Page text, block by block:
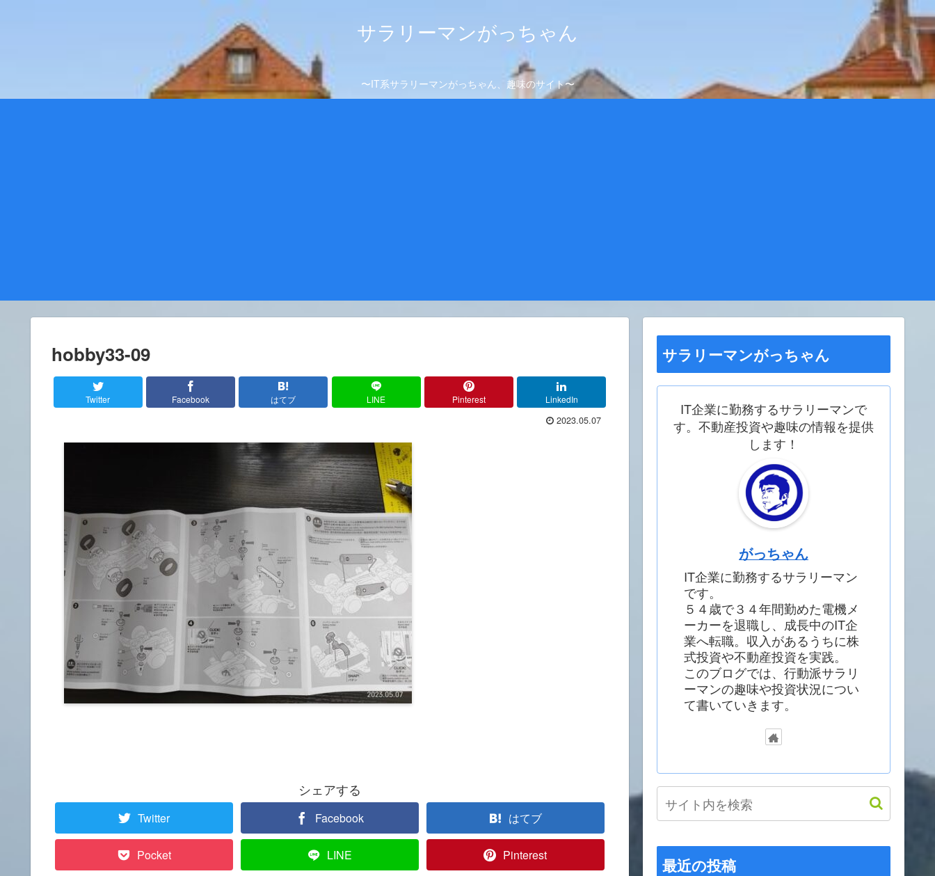
サラリーマンがっちゃん
〜IT系サラリーマンがっちゃん、趣味のサイト〜
hobby33-09
Twitter Facebook はてブ LINE Pinterest LinkedIn
2023.05.07
シェアする
Twitter Facebook はてブ
Pocket LINE Pinterest
サラリーマンがっちゃん
IT企業に勤務するサラリーマンで
す。不動産投資や趣味の情報を提供
します！
がっちゃん
IT企業に勤務するサラリーマン
です。
５４歳で３４年間勤めた電機メ
ーカーを退職し、成長中のIT企
業へ転職。収入があるうちに株
式投資や不動産投資を実践。
このブログでは、行動派サラリ
ーマンの趣味や投資状況につい
て書いていきます。
最近の投稿